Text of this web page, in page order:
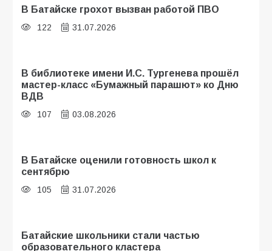
В Батайске грохот вызван работой ПВО
122 31.07.2026
В библиотеке имени И.С. Тургенева прошёл
мастер-класс «Бумажный парашют» ко Дню
ВДВ
107 03.08.2026
В Батайске оценили готовность школ к
сентябрю
105 31.07.2026
Батайские школьники стали частью
образовательного кластера